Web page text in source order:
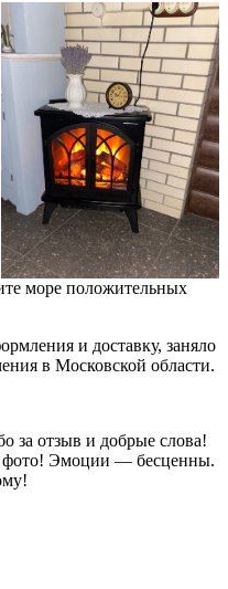
море положительных
и доставку, заняло
в Московской области.
за отзыв и добрые слова!
фото! Эмоции — бесценны.